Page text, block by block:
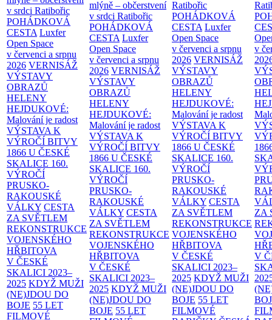
v srdci Ratibořic
POHÁDKOVÁ
CESTA Luxfer
Open Space
v červenci a srpnu
2026 VERNISÁŽ
VÝSTAVY
OBRAZŮ
HELENY
HEJDUKOVÉ:
Malování je radost
VÝSTAVA K
VÝROČÍ BITVY
1866 U ČESKÉ
SKALICE 160.
VÝROČÍ
PRUSKO-
RAKOUSKÉ
VÁLKY CESTA
ZA SVĚTLEM
REKONSTRUKCE
VOJENSKÉHO
HŘBITOVA
V ČESKÉ
SKALICI 2023–
2025 KDYŽ MUŽI
(NE)JDOU DO
BOJE 55 LET
FILMOVÉ
mlýně – občerstvení
v srdci Ratibořic
POHÁDKOVÁ
CESTA Luxfer
Open Space
v červenci a srpnu
2026 VERNISÁŽ
VÝSTAVY
OBRAZŮ
HELENY
HEJDUKOVÉ:
Malování je radost
VÝSTAVA K
VÝROČÍ BITVY
1866 U ČESKÉ
SKALICE 160.
VÝROČÍ
PRUSKO-
RAKOUSKÉ
VÁLKY CESTA
ZA SVĚTLEM
REKONSTRUKCE
VOJENSKÉHO
HŘBITOVA
V ČESKÉ
SKALICI 2023–
2025 KDYŽ MUŽI
(NE)JDOU DO
BOJE 55 LET
Ratibořic
POHÁDKOVÁ
CESTA Luxfer
Open Space
v červenci a srpnu
2026 VERNISÁŽ
VÝSTAVY
OBRAZŮ
HELENY
HEJDUKOVÉ:
Malování je radost
VÝSTAVA K
VÝROČÍ BITVY
1866 U ČESKÉ
SKALICE 160.
VÝROČÍ
PRUSKO-
RAKOUSKÉ
VÁLKY CESTA
ZA SVĚTLEM
REKONSTRUKCE
VOJENSKÉHO
HŘBITOVA
V ČESKÉ
SKALICI 2023–
2025 KDYŽ MUŽI
(NE)JDOU DO
BOJE 55 LET
FILMOVÉ
v
ZA
V